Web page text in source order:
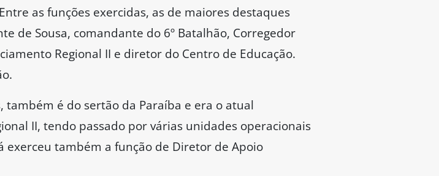
as funções exercidas, as de maiores destaques
de Sousa, comandante do 6º Batalhão, Corregedor
Regional II e diretor do Centro de Educação.
é do sertão da Paraíba e era o atual
II, tendo passado por várias unidades operacionais
exerceu também a função de Diretor de Apoio